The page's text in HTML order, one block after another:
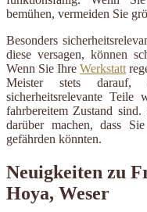
bemühen, vermeiden Sie
Besonders
diese versagen, können
Wenn Sie Ihre Werkstatt
Meister stets darauf,
sicherheitsrelevante
fahrbereitem Zustand
darüber machen, dass
gefährden könnten.
Neuigkeiten zu
Hoya, Weser